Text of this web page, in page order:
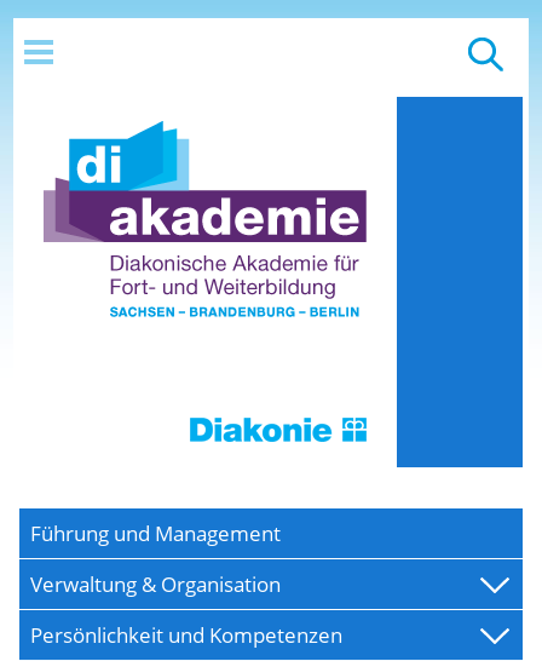
Führung und Management
Verwaltung & Organisation
Persönlichkeit und Kompetenzen